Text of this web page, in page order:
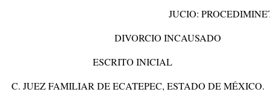
JUCIO: PROCEDIMINETO
DIVORCIO INCAUSADO
ESCRITO INICIAL
C. JUEZ FAMILIAR DE ECATEPEC, ESTADO DE MÉXICO.